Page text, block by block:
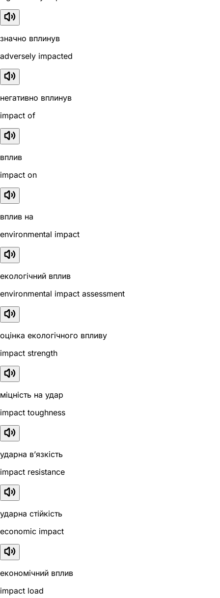
значно вплинув
adversely impacted
негативно вплинув
impact of
вплив
impact on
вплив на
environmental impact
екологічний вплив
environmental impact assessment
оцінка екологічного впливу
impact strength
міцність на удар
impact toughness
ударна в’язкість
impact resistance
ударна стійкість
economic impact
економічний вплив
impact load